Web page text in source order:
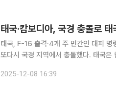
태국·캄보디아, 국경 충돌로
태국, F-16 출격·4개 주 민간인 대피 명령트럼프
또다시 국경 지역에서 충돌했다. 태국은
서 “이에 대응하고 후속 포격을 억제하기
2025-12-08 16:39